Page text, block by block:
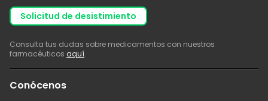
solicitud de desistimiento
Consulta tus dudas sobre medicamentos con nuestros
farmacéuticos aquí.
Conócenos